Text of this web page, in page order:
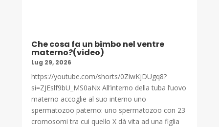
Che cosa fa un bimbo nel ventre
materno?(video)
Lug 29, 2026
https://youtube.com/shorts/0ZiwKjDUgq8?
si=ZJEslf9bU_MS0aNx All’interno della tuba l’uovo
materno accoglie al suo interno uno
spermatozoo paterno: uno spermatozoo con 23
cromosomi tra cui quello X dà vita ad una figlia